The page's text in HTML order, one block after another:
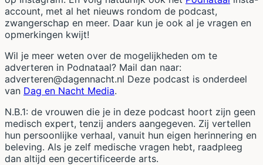
account, met al het nieuws rondom de podcast,
zwangerschap en meer. Daar kun je ook al je vragen en
opmerkingen kwijt!
Wil je meer weten over de mogelijkheden om te
adverteren in Podnataal? Mail dan naar:
adverteren@dagennacht.nl Deze podcast is onderdeel
van Dag en Nacht Media.
N.B.1: de vrouwen die je in deze podcast hoort zijn geen
medisch expert, tenzij anders aangegeven. Zij vertellen
hun persoonlijke verhaal, vanuit hun eigen herinnering en
beleving. Als je zelf medische vragen hebt, raadpleeg
dan altijd een gecertificeerde arts.